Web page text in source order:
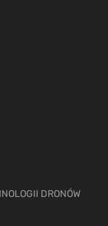
DRONÓW